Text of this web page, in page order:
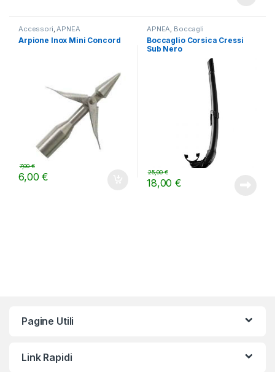
Accessori,APNEA
Arpione Inox Mini Concord
6,00€
7,00€
APNEA, Boccagli
Boccaglio Corsica Cressi
Sub Nero
18,00€
25,00€
Pagine Utili
Link Rapidi